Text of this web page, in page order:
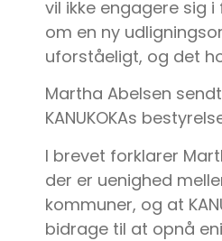
vil ikke engagere sig
om en ny
uforståeligt, og det
Martha Abelsen
KANUKOKAs
I brevet forklarer
der er uenighed
kommuner, og at
bidrage til at opnå